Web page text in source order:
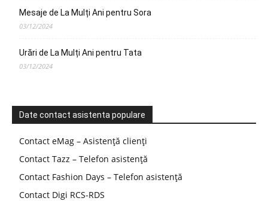
Mesaje de La Mulți Ani pentru Sora
03/12/2024
Urări de La Mulți Ani pentru Tata
03/12/2024
Date contact asistenta populare
Contact eMag – Asistență clienți
Contact Tazz – Telefon asistență
Contact Fashion Days – Telefon asistență
Contact Digi RCS-RDS